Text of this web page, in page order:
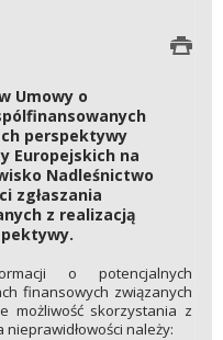
Umowy o
perspektywy
Europejskich na
Nadleśnictwo
zgłaszania
z realizacją
o potencjalnych
finansowych związanych
możliwość skorzystania z
nieprawidłowości należy: